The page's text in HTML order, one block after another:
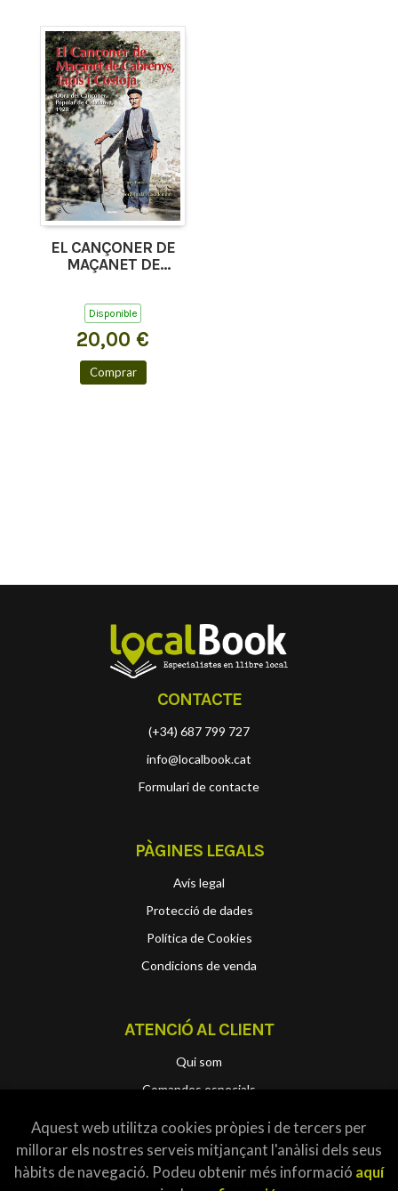
EL CANÇONER DE
MAÇANET DE
Disponible
20,00 €
Comprar
CONTACTE
(+34) 687 799 727
info@localbook.cat
Formulari de contacte
PÀGINES LEGALS
Avís legal
Protecció de dades
Política de Cookies
Condicions de venda
ATENCIÓ AL CLIENT
Qui som
Comandes especials
2026 © Localbook . Tots els Drets Reservats | Grupo
Aquest web utilitza cookies pròpies i de tercers per
millorar els nostres serveis mitjançant l'anàlisi dels seus
hàbits de navegació. Podeu obtenir més informació aquí